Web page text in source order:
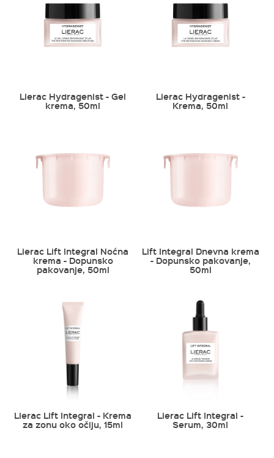
Lierac Hydragenist - Gel
krema, 50ml
Lierac Hydragenist -
Krema, 50ml
Lierac Lift Integral Noćna
krema - Dopunsko
pakovanje, 50ml
Lift Integral Dnevna krema
- Dopunsko pakovanje,
50ml
Lierac Lift Integral - Krema
za zonu oko očiju, 15ml
Lierac Lift Integral -
Serum, 30ml